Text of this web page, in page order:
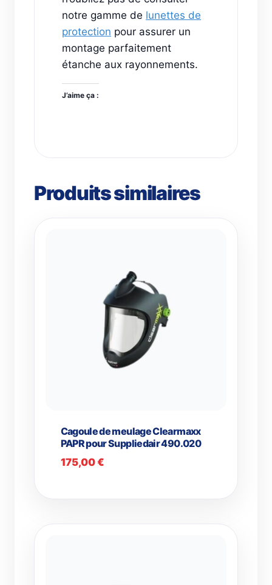
notre gamme de lunettes de
protection pour assurer un
montage parfaitement
étanche aux rayonnements.
J’aime ça :
Produits similaires
Cagoule de meulage Clearmaxx
PAPR pour Suppliedair 490.020
175,00€